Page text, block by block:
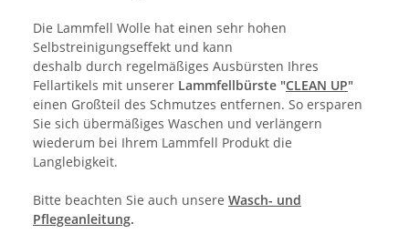
Die Lammfell Wolle hat einen sehr hohen
Selbstreinigungseffekt und kann
deshalb durch regelmäßiges Ausbürsten Ihres
Fellartikels mit unserer Lammfellbürste "CLEAN UP"
einen Großteil des Schmutzes entfernen. So ersparen
Sie sich übermäßiges Waschen und verlängern
wiederum bei Ihrem Lammfell Produkt die
Langlebigkeit.
Bitte beachten Sie auch unsere Wasch- und
Pflegeanleitung.